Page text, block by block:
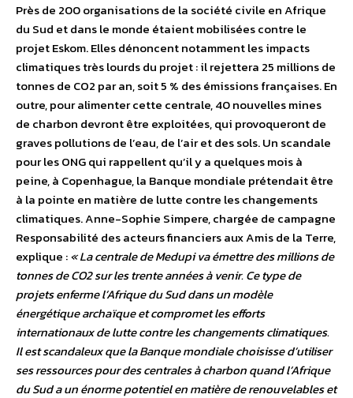
Près de 200 organisations de la société civile en Afrique
du Sud et dans le monde étaient mobilisées contre le
projet Eskom. Elles dénoncent notamment les impacts
climatiques très lourds du projet : il rejettera 25 millions de
tonnes de CO2 par an, soit 5 % des émissions françaises. En
outre, pour alimenter cette centrale, 40 nouvelles mines
de charbon devront être exploitées, qui provoqueront de
graves pollutions de l’eau, de l’air et des sols. Un scandale
pour les ONG qui rappellent qu’il y a quelques mois à
peine, à Copenhague, la Banque mondiale prétendait être
à la pointe en matière de lutte contre les changements
climatiques. Anne-Sophie Simpere, chargée de campagne
Responsabilité des acteurs financiers aux Amis de la Terre,
explique :« La centrale de Medupi va émettre des millions de
tonnes de CO2 sur les trente années à venir. Ce type de
projets enferme l’Afrique du Sud dans un modèle
énergétique archaïque et compromet les efforts
internationaux de lutte contre les changements climatiques.
Il est scandaleux que la Banque mondiale choisisse d’utiliser
ses ressources pour des centrales à charbon quand l’Afrique
du Sud a un énorme potentiel en matière de renouvelables et